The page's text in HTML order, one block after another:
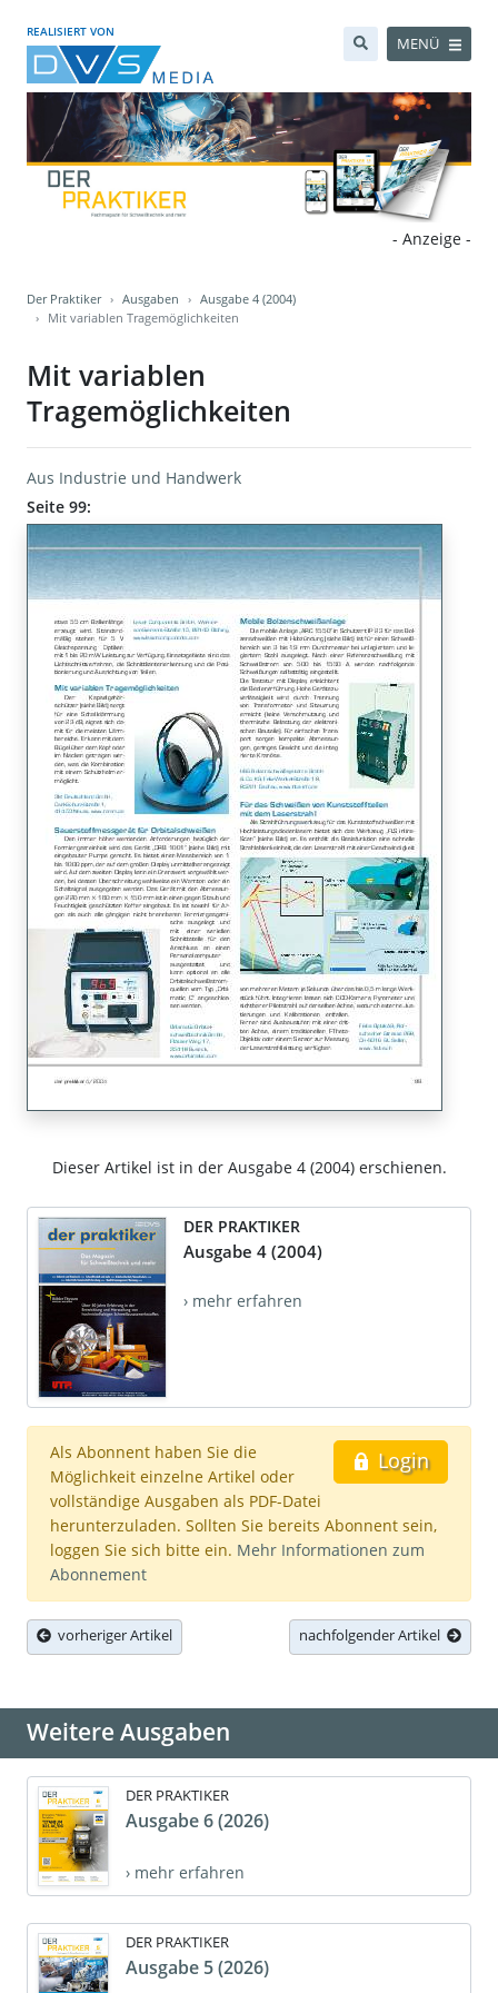
REALISIERT VON
MENÜ
- Anzeige -
Der Praktiker Ausgaben
Ausgabe 4 (2004)
Mit variablen Tragemöglichkeiten
Mit variablen
Tragemöglichkeiten
Aus Industrie und Handwerk
Seite 99:
Dieser Artikel ist in der Ausgabe 4 (2004) erschienen.
DER PRAKTIKER
Ausgabe 4 (2004)
› mehr erfahren
Login
Als Abonnent haben Sie die
Möglichkeit einzelne Artikel oder
vollständige Ausgaben als PDF-Datei
herunterzuladen. Sollten Sie bereits Abonnent sein,
loggen Sie sich bitte ein. Mehr Informationen zum
Abonnement
vorheriger Artikel nachfolgender Artikel
Weitere Ausgaben
DER PRAKTIKER
Ausgabe 6 (2026)
› mehr erfahren
DER PRAKTIKER
Ausgabe 5 (2026)